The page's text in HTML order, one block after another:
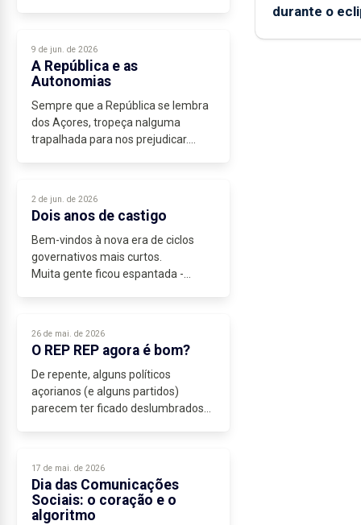
9 de jun. de 2026
A República e as
Autonomias
Sempre que a República se lembra
dos Açores, tropeça nalguma
trapalhada para nos prejudicar.
esmola...
2 de jun. de 2026
Dois anos de castigo
Bem-vindos à nova era de ciclos
governativos mais curtos.
Muita gente ficou espantada -
26 de mai. de 2026
O REP REP agora é bom?
De repente, alguns políticos
açorianos (e alguns partidos)
parecem ter ficado deslumbrados
bem - inaugurar...
17 de mai. de 2026
Dia das Comunicações
Sociais: o coração e o
algoritmo
durante o